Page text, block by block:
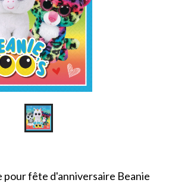
pour fête d'anniversaire Beanie